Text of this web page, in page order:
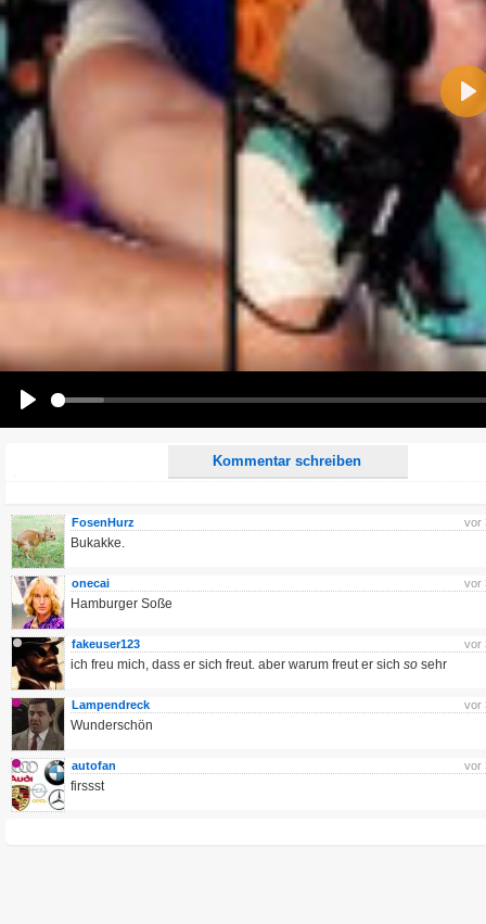
Kommentar schreiben
E-Mail-Adresse (optional):
Alle HTML-Tags außer <br>, <strike> und <i> werden aus Deinem Kommentar entfernt.
URLs werden automatisch umgewandelt. Bitte verwende "www." oder "http://" in URLs
Ich möchte eine E-Mail, wenn auf dieser Seite weitere Kommentare erscheinen.
vor
FosenHurz
Bukakke.
vor
onecai
Hamburger Soße
vor
fakeuser123
ich freu mich, dass er sich freut. aber warum freut er sich so sehr
vor
Lampendreck
Wunderschön
vor
autofan
firssst